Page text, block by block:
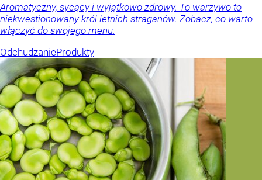
Aromatyczny, sycący i wyjątkowo zdrowy. To warzywo to
niekwestionowany król letnich straganów. Zobacz, co warto
włączyć do swojego menu.
OdchudzanieProdukty